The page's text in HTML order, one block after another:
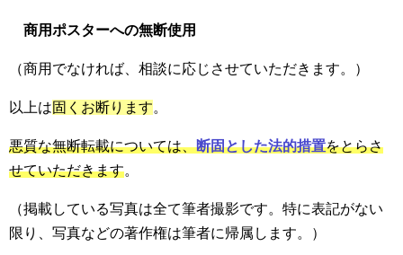
商用ポスターへの無断使用
（商用でなければ、相談に応じさせていただきます。）
以上は固くお断ります。
悪質な無断転載については、断固とした法的措置をとらさ
せていただきます。
（掲載している写真は全て筆者撮影です。特に表記がない
限り、写真などの著作権は筆者に帰属します。）